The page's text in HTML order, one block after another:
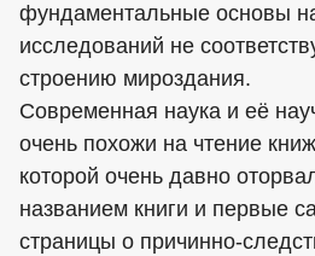
фундаментальные основы
исследований не
строению мироздания.
Современная наука и её
очень похожи на чтение
которой очень давно
названием книги и первые
страницы о причинно-